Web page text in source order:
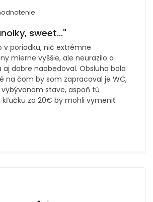
sweet..."
v poriadku, nič extrémne
mierne vyššie, ale neurazilo a
aj dobre naobedoval. Obsluha bola
na čom by som zapracoval je WC,
stave, aspoň tú
za 20€ by mohli vymeniť.